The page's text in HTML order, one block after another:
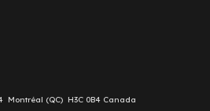
Montréal (QC) H3C 0B4 Canada